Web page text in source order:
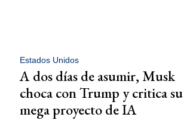
Estados Unidos
A dos días de asumir, Musk
choca con Trump y critica su
mega proyecto de IA